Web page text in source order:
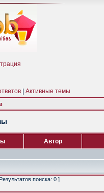
Активные темы
Автор
поиска: 0 ]